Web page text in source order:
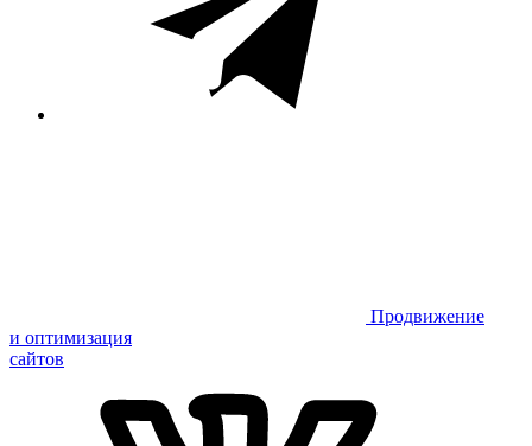
Продвижение
и оптимизация
сайтов